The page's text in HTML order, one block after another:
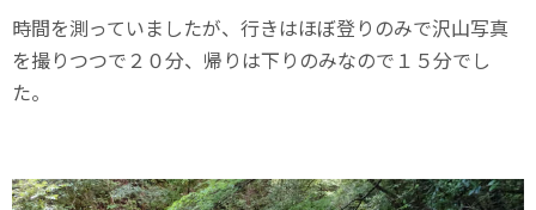
時間を測っていましたが、行きはほぼ登りのみで沢山写真
を撮りつつで２０分、帰りは下りのみなので１５分でし
た。